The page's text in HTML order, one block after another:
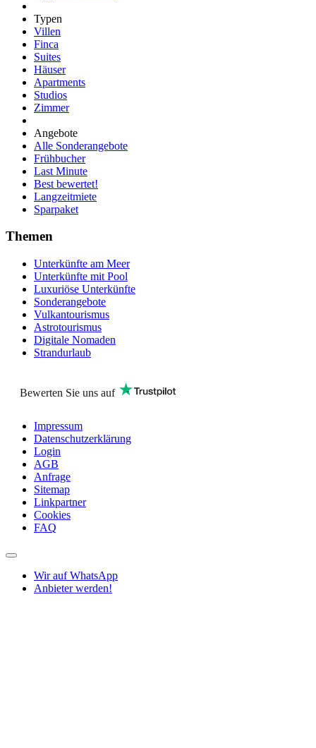
Typen
Villen
Finca
Suites
Häuser
Apartments
Studios
Zimmer
Angebote
Alle Sonderangebote
Frühbucher
Last Minute
Best bewertet!
Langzeitmiete
Sparpaket
Themen
Unterkünfte am Meer
Unterkünfte mit Pool
Luxuriöse Unterkünfte
Sonderangebote
Vulkantourismus
Astrotourismus
Digitale Nomaden
Strandurlaub
Bewerten Sie uns auf
Impressum
Datenschutzerklärung
Login
AGB
Anfrage
Sitemap
Linkpartner
Cookies
FAQ
Wir auf WhatsApp
Anbieter werden!